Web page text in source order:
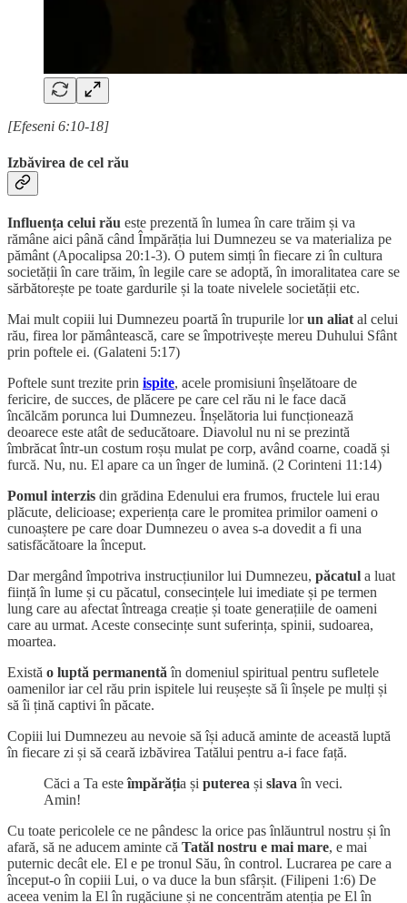
[Efeseni 6:10-18]
Izbăvirea de cel rău
Influența celui rău este prezentă în lumea în care trăim și va
rămâne aici până când Împărăția lui Dumnezeu se va materializa pe
pământ (Apocalipsa 20:1-3). O putem simți în fiecare zi în cultura
societății în care trăim, în legile care se adoptă, în imoralitatea care se
sărbătorește pe toate gardurile și la toate nivelele societății etc.
Mai mult copiii lui Dumnezeu poartă în trupurile lorun aliat al celui
rău, firea lor pământească, care se împotrivește mereu Duhului Sfânt
prin poftele ei. (Galateni 5:17)
Poftele sunt trezite prin ispite, acele promisiuni înșelătoare de
fericire, de succes, de plăcere pe care cel rău ni le face dacă
încălcăm porunca lui Dumnezeu. Înșelătoria lui funcționează
deoarece este atât de seducătoare. Diavolul nu ni se prezintă
îmbrăcat într-un costum roșu mulat pe corp, având coarne, coadă și
furcă. Nu, nu. El apare ca un înger de lumină. (2 Corinteni 11:14)
Pomul interzis din grădina Edenului era frumos, fructele lui erau
plăcute, delicioase; experiența care le promitea primilor oameni o
cunoaștere pe care doar Dumnezeu o avea s-a dovedit a fi una
satisfăcătoare la început.
Dar mergând împotriva instrucțiunilor lui Dumnezeu, păcatul a luat
ființă în lume și cu păcatul, consecințele lui imediate și pe termen
lung care au afectat întreaga creație și toate generațiile de oameni
care au urmat. Aceste consecințe sunt suferința, spinii, sudoarea,
moartea.
Există o luptă permanentă în domeniul spiritual pentru sufletele
oamenilor iar cel rău prin ispitele lui reușește să îi înșele pe mulți și
să îi țină captivi în păcate.
Copiii lui Dumnezeu au nevoie să își aducă aminte de această luptă
în fiecare zi și să ceară izbăvirea Tatălui pentru a-i face față.
Căci a Ta esteîmpărăția și puterea și slava în veci.
Amin!
Cu toate pericolele ce ne pândesc la orice pas înlăuntrul nostru și în
afară, să ne aducem aminte că Tatăl nostru e mai mare, e mai
puternic decât ele. El e pe tronul Său, în control. Lucrarea pe care a
început-o în copiii Lui, o va duce la bun sfârșit. (Filipeni 1:6) De
aceea venim la El în rugăciune și ne concentrăm atenția pe El în